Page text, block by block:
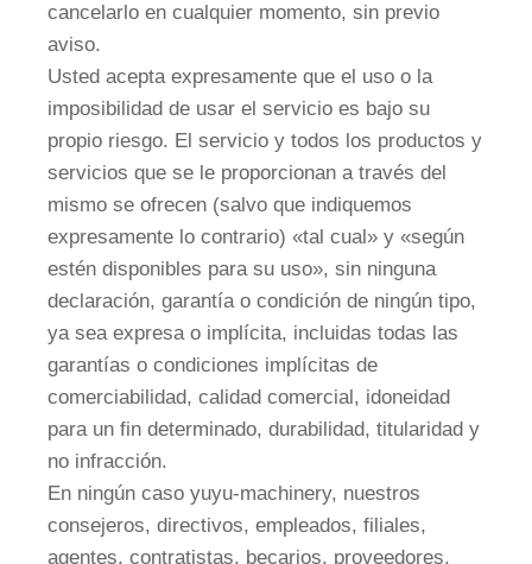
cancelarlo en cualquier momento, sin previo
aviso.
Usted acepta expresamente que el uso o la
imposibilidad de usar el servicio es bajo su
propio riesgo. El servicio y todos los productos y
servicios que se le proporcionan a través del
mismo se ofrecen (salvo que indiquemos
expresamente lo contrario) «tal cual» y «según
estén disponibles para su uso», sin ninguna
declaración, garantía o condición de ningún tipo,
ya sea expresa o implícita, incluidas todas las
garantías o condiciones implícitas de
comerciabilidad, calidad comercial, idoneidad
para un fin determinado, durabilidad, titularidad y
no infracción.
En ningún caso yuyu-machinery, nuestros
consejeros, directivos, empleados, filiales,
agentes, contratistas, becarios, proveedores,